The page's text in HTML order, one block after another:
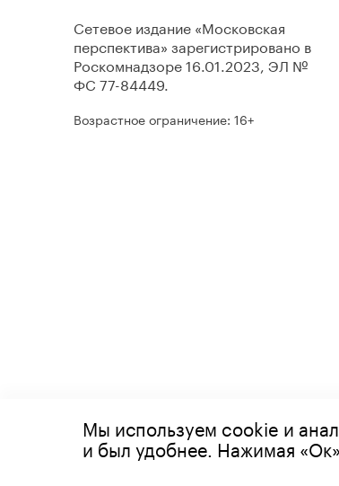
Сетевое издание «Московская
перспектива» зарегистрировано в
Роскомнадзоре 16.01.2023, ЭЛ №
ФС 77-84449.
Возрастное ограничение: 16+
© 2026 Все права защищены
Мы используем cookie и
и был удобнее. Нажимая